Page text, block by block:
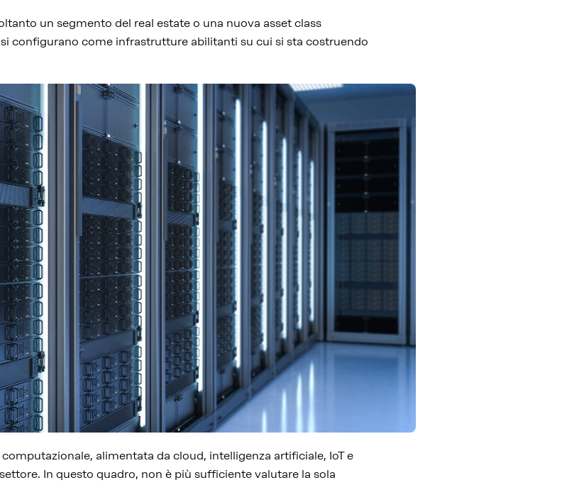
un segmento del real estate o una nuova asset class
configurano come infrastrutture abilitanti su cui si sta costruendo
alimentata da cloud, intelligenza artificiale, IoT e
In questo quadro, non è più sufficiente valutare la sola